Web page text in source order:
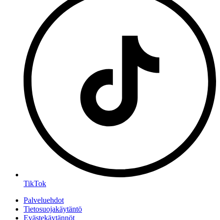
TikTok
Palveluehdot
Tietosuojakäytäntö
Evästekäytännöt